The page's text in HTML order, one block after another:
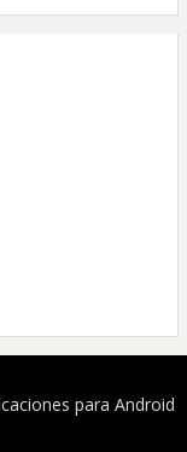
para Android